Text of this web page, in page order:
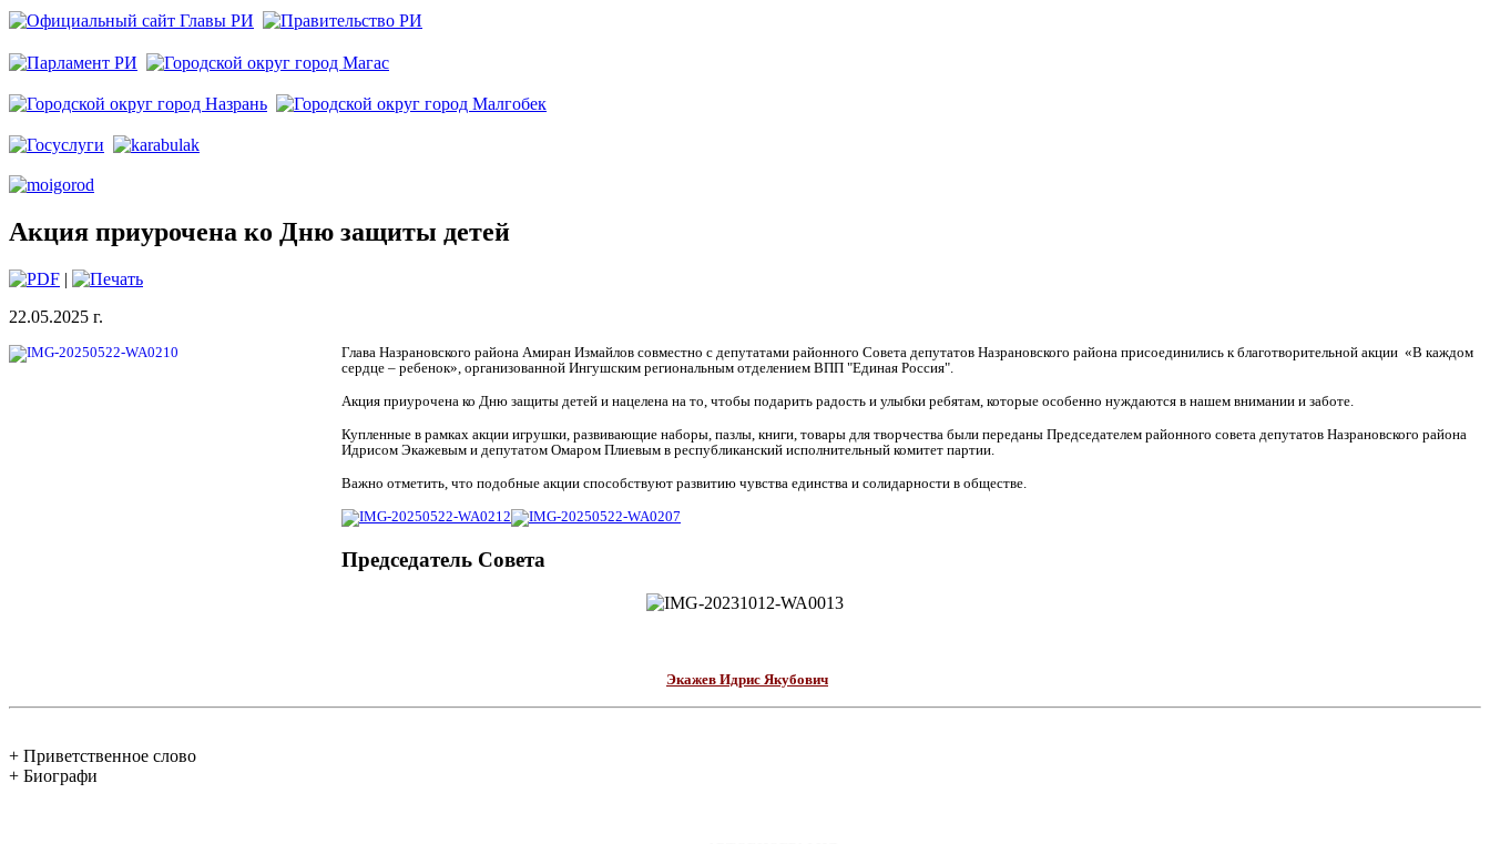
Акция приурочена ко Дню защиты детей
|
22.05.2025 г.
Глава Назрановского района Амиран Измайлов совместно с депутатами районного Совета депутатов Назрановского района присоединились к благотворительной акции «В каждом
сердце – ребенок», организованной Ингушским региональным отделением ВПП "Единая Россия".
Акция приурочена ко Дню защиты детей и нацелена на то, чтобы подарить радость и улыбки ребятам, которые особенно нуждаются в нашем внимании и заботе.
Купленные в рамках акции игрушки, развивающие наборы, пазлы, книги, товары для творчества были переданы Председателем районного совета депутатов Назрановского района
Идрисом Экажевым и депутатом Омаром Плиевым в республиканский исполнительный комитет партии.
Важно отметить, что подобные акции способствуют развитию чувства единства и солидарности в обществе.
Председатель Совета
Экажев Идрис Якубович
+ Приветственное слово
+ Биографи